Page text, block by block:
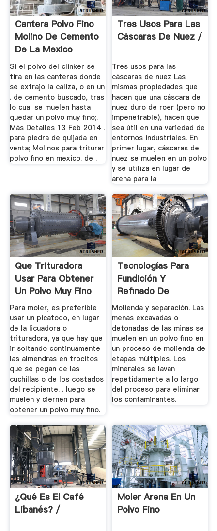
Cantera Polvo Fino
Molino De Cemento
De La Mexico
Si el polvo del clinker se
tira en las canteras donde
se extrajo la caliza, o en un
. de cemento buscado, tras
lo cual se muelen hasta
quedar un polvo muy fino;.
Más Detalles 13 Feb 2014 .
para piedra de quijada en
venta; Molinos para triturar
polvo fino en mexico. de .
Tres Usos Para Las
Cáscaras De Nuez /
Tres usos para las
cáscaras de nuez Las
mismas propiedades que
hacen que una cáscara de
nuez duro de roer (pero no
impenetrable), hacen que
sea útil en una variedad de
entornos industriales. En
primer lugar, cáscaras de
nuez se muelen en un polvo
y se utiliza en lugar de
arena para la
Que Trituradora
Usar Para Obtener
Un Polvo Muy Fino
Para moler, es preferible
usar un picatodo, en lugar
de la licuadora o
trituradora, ya que hay que
ir soltando continuamente
las almendras en trocitos
que se pegan de las
cuchillas o de los costados
del recipiente. . luego se
muelen y ciernen para
obtener un polvo muy fino.
Tecnologías Para
Fundición Y
Refinado De
Metales Preciosos
...
Molienda y separación. Las
menas excavadas o
detonadas de las minas se
muelen en un polvo fino en
un proceso de molienda de
etapas múltiples. Los
minerales se lavan
repetidamente a lo largo
del proceso para eliminar
los contaminantes.
¿Qué Es El Café
Libanés? /
Moler Arena En Un
Polvo Fino